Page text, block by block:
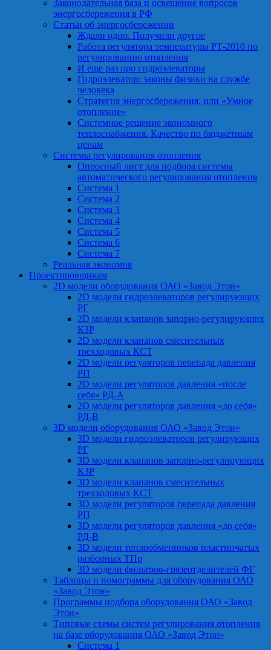
Законодательная база и освещение вопросов
энергосбережения в РФ
Статьи об энергосбережении
Ждали одно. Получили другое
Работа регулятора температуры РТ-2010 по
регулированию отопления
И еще раз про гидроэлеваторы
Гидроэлеватор: законы физики на службе
человека
Стратегия энергосбережения, или «Умное
отопление»
Системное решение экономного
теплоснабжения. Качество по бюджетным
ценам
Системы регулирования отопления
Опросный лист для подбора системы
автоматического регулирования отопления
Система 1
Система 2
Система 3
Система 4
Система 5
Система 6
Система 7
Реальная экономия
Проектировщикам
2D модели оборудования ОАО «Завод Этон»
2D модели гидроэлеваторов регулирующих
РГ
2D модели клапанов запорно-регулирующих
КЗР
2D модели клапанов смесительных
трехходовых КСТ
2D модели регуляторов перепада давления
РП
2D модели регуляторов давления «после
себя» РД-А
2D модели регуляторов давления «до себя»
РД-В
3D модели оборудования ОАО «Завод Этон»
3D модели гидроэлеваторов регулирующих
РГ
3D модели клапанов запорно-регулирующих
КЗР
3D модели клапанов смесительных
трехходовых КСТ
3D модели регуляторов перепада давления
РП
3D модели регуляторов давления «до себя»
РД-В
3D модели теплообменников пластинчатых
разборных ТПр
3D модели фильтров-грязеотделителей ФГ
Таблицы и номограммы для оборудования ОАО
«Завод Этон»
Программы подбора оборудования ОАО «Завод
Этон»
Типовые схемы систем регулирования отопления
на базе оборудования ОАО «Завод Этон»
Система 1